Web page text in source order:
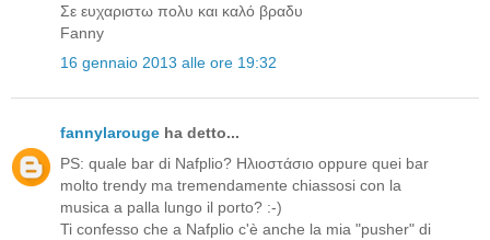
Σε ευχαριστω πολυ και καλό βραδυ
Fanny
16 gennaio 2013 alle ore 19:32
fannylarouge ha detto...
PS: quale bar di Nafplio? Ηλιοστάσιο oppure quei bar
molto trendy ma tremendamente chiassosi con la
musica a palla lungo il porto? :-)
Ti confesso che a Nafplio c'è anche la mia "pusher" di